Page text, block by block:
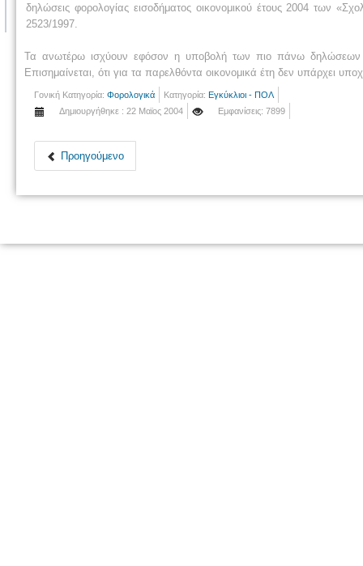
δηλώσεις φορολογίας εισοδήματος οικονομικού έτους 2004 των
2523/1997.
Τα ανωτέρω ισχύουν εφόσον η υποβολή των πιο πάνω δηλώσεων
Επισημαίνεται, ότι για τα παρελθόντα οικονομικά έτη δεν υπάρχει
Γονική Κατηγορία: Φορολογικά Κατηγορία: Εγκύκλιοι - ΠΟΛ
Δημιουργήθηκε : 22 Μαϊος 2004
Εμφανίσεις: 7899
Προηγούμενο